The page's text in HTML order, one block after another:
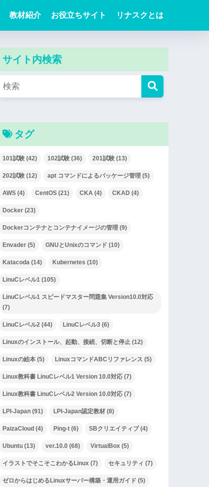
教材紹介 お役立ちサイト リナスクとは
サイト内検索
タグ
101試験 (42) 102試験 (36) 201試験 (13)
202試験 (12) apt コマンドによるパッケージ管理 (5)
AWS (4) CentOS (21) CKA (4) CKAD (4)
Docker (23)
Dockerコンテナとコンテナイメージの管理 (9)
Envader (5) GNUとUnixのコマンド (10)
Katacoda (14) Kubernetes (10)
LinuCレベル1 (105)
LinuCレベル1 スピードマスター問題集 Version10.0対応
(7)
LinuCレベル2 (44) LinuCレベル3 (6)
Linuxのインストール、起動、接続、切断と停止 (12)
Linuxの絵本 (5) LinuxコマンドABCリファレンス (5)
Linux教科書 LinuCレベル1 Version 10.0対応 (7)
Linux教科書 LinuCレベル2 Version 10.0対応 (7)
LPI-Japan (91) LPI-Japan認定教材 (8)
PaizaCloud (4) Ping-t (6) SBクリエイティブ(4)
Ubuntu (13) ver.10.0 (68) VirtualBox (5)
イラストでそこそこわかるLinux (7) セキュリティ (7)
ゼロからはじめるLinuxサーバー構築・運用ガイド (5)